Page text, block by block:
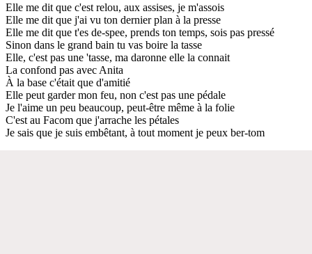
Elle me dit que c'est relou, aux assises, je m'assois
Elle me dit que j'ai vu ton dernier plan à la presse
Elle me dit que t'es de-spee, prends ton temps, sois pas pressé
Sinon dans le grand bain tu vas boire la tasse
Elle, c'est pas une 'tasse, ma daronne elle la connait
La confond pas avec Anita
À la base c'était que d'amitié
Elle peut garder mon feu, non c'est pas une pédale
Je l'aime un peu beaucoup, peut-être même à la folie
C'est au Facom que j'arrache les pétales
Je sais que je suis embêtant, à tout moment je peux ber-tom